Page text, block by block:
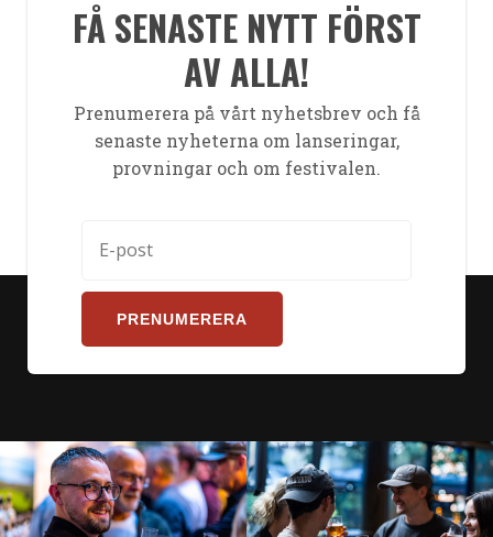
FÅ SENASTE NYTT FÖRST
AV ALLA!
Prenumerera på vårt nyhetsbrev och få
senaste nyheterna om lanseringar,
provningar och om festivalen.
PRENUMERERA